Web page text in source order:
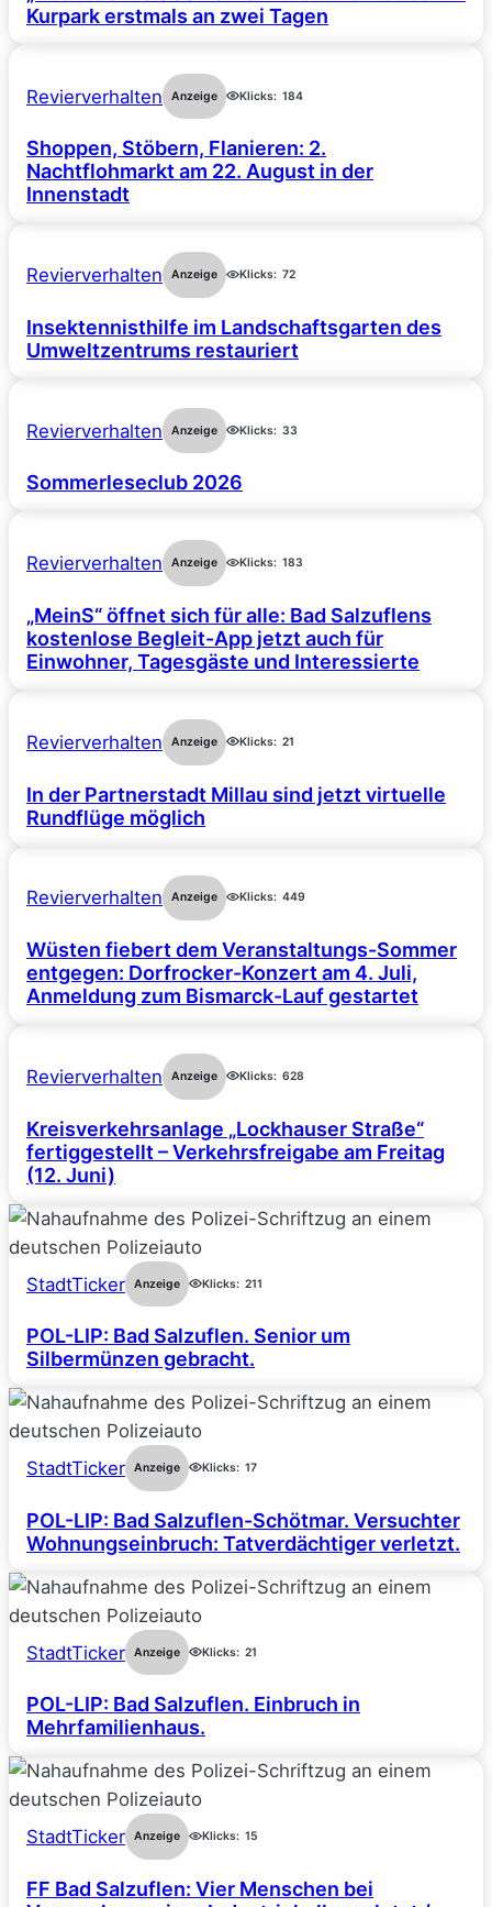
Kurpark erstmals an zwei Tagen
Revierverhalten Anzeige Klicks: 184
Shoppen, Stöbern, Flanieren: 2.
Nachtflohmarkt am 22. August in der
Innenstadt
Revierverhalten Anzeige Klicks: 72
Insektennisthilfe im Landschaftsgarten des
Umweltzentrums restauriert
Revierverhalten Anzeige Klicks: 33
Sommerleseclub 2026
Revierverhalten Anzeige Klicks: 183
„MeinS“ öffnet sich für alle: Bad Salzuflens
kostenlose Begleit-App jetzt auch für
Einwohner, Tagesgäste und Interessierte
Revierverhalten Anzeige Klicks: 21
In der Partnerstadt Millau sind jetzt virtuelle
Rundflüge möglich
Revierverhalten Anzeige Klicks: 449
Wüsten fiebert dem Veranstaltungs-Sommer
entgegen: Dorfrocker-Konzert am 4. Juli,
Anmeldung zum Bismarck-Lauf gestartet
Revierverhalten Anzeige Klicks: 628
Kreisverkehrsanlage „Lockhauser Straße“
fertiggestellt – Verkehrsfreigabe am Freitag
(12. Juni)
StadtTicker Anzeige Klicks: 211
POL-LIP: Bad Salzuflen. Senior um
Silbermünzen gebracht.
StadtTicker Anzeige Klicks: 17
POL-LIP: Bad Salzuflen-Schötmar. Versuchter
Wohnungseinbruch: Tatverdächtiger verletzt.
StadtTicker Anzeige Klicks: 21
POL-LIP: Bad Salzuflen. Einbruch in
Mehrfamilienhaus.
StadtTicker Anzeige Klicks: 15
FF Bad Salzuflen: Vier Menschen bei